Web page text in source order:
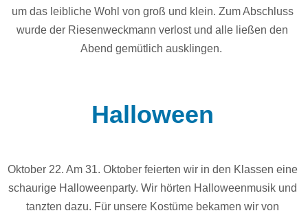
um das leibliche Wohl von groß und klein. Zum Abschluss
wurde der Riesenweckmann verlost und alle ließen den
Abend gemütlich ausklingen.
Halloween
Oktober 22. Am 31. Oktober feierten wir in den Klassen eine
schaurige Halloweenparty. Wir hörten Halloweenmusik und
tanzten dazu. Für unsere Kostüme bekamen wir von